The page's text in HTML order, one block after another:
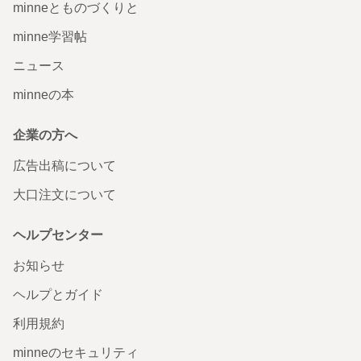
minneとものづくりと
minne学習帖
ニュース
minneの本
企業の方へ
広告出稿について
大口注文について
ヘルプセンター
お知らせ
ヘルプとガイド
利用規約
minneのセキュリティ